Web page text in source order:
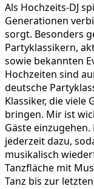
Als Hochzeits-DJ
Generationen
sorgt. Besonders
Partyklassikern,
sowie bekannten
Hochzeiten sind
deutsche
Klassiker, die viele
bringen. Mir ist
Gäste
jederzeit dazu,
musikalisch
Tanzfläche mit
Tanz bis zur